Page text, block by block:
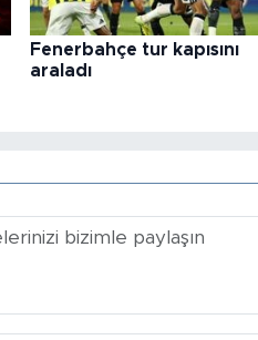
Fenerbahçe tur kapısını
araladı